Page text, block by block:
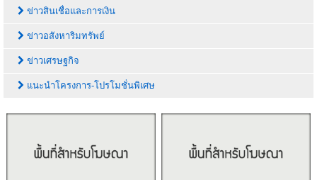
ข่าวสินเชื่อและการเงิน
ข่าวอสังหาริมทรัพย์
ข่าวเศรษฐกิจ
แนะนำโครงการ-โปรโมชั่นพิเศษ